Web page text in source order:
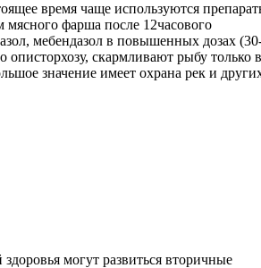
время чаще используются
фарша после 12часового
мебендазол в повышенных дозах
скармливают рыбу только в
значение имеет охрана рек и
могут развиться вторичные